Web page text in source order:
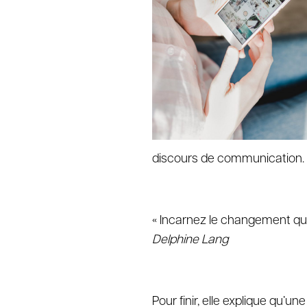
discours de communication.
« Incarnez le changement
Delphine Lang
Pour finir,elle explique qu’une